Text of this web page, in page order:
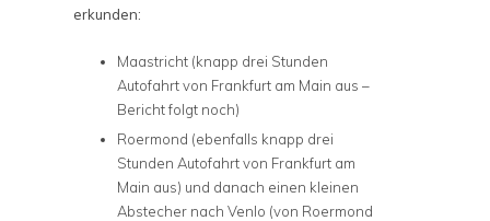
erkunden:
Maastricht (knapp drei Stunden
Autofahrt von Frankfurt am Main aus –
Bericht folgt noch)
Roermond (ebenfalls knapp drei
Stunden Autofahrt von Frankfurt am
Main aus) und danach einen kleinen
Abstecher nach Venlo (von Roermond